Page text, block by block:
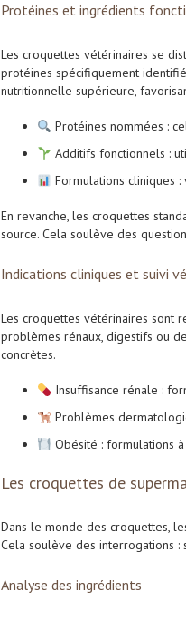
Protéines et ingrédients
Les croquettes vétérinaires se
protéines spécifiquement
nutritionnelle supérieure,
Protéines nommées :
Additifs fonctionnels :
Formulations cliniques
En revanche, les croquettes
source. Cela soulève des
Indications cliniques et suivi
Les croquettes vétérinaires sont
problèmes rénaux, digestifs ou
concrètes.
Insuffisance rénale :
Problèmes
Obésité : formulations
Les croquettes de
Dans le monde des croquettes,
Cela soulève des interrogations :
Analyse des ingrédients